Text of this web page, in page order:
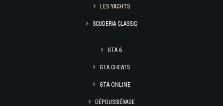
LES YACHTS
SCUDERIA CLASSIC
GTA 6
GTA CHEATS
GTA ONLINE
DÉPOUSSIÉRAGE